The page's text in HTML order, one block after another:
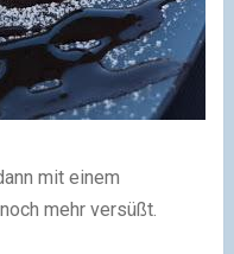
mit einem
mehr versüßt.